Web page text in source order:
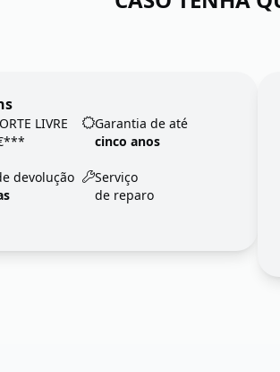
LIVRE
Garantia de até
cinco anos
devolução
Serviço
de reparo